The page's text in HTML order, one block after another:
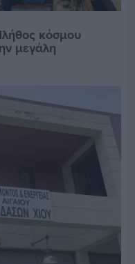
κόσμου
μεγάλη